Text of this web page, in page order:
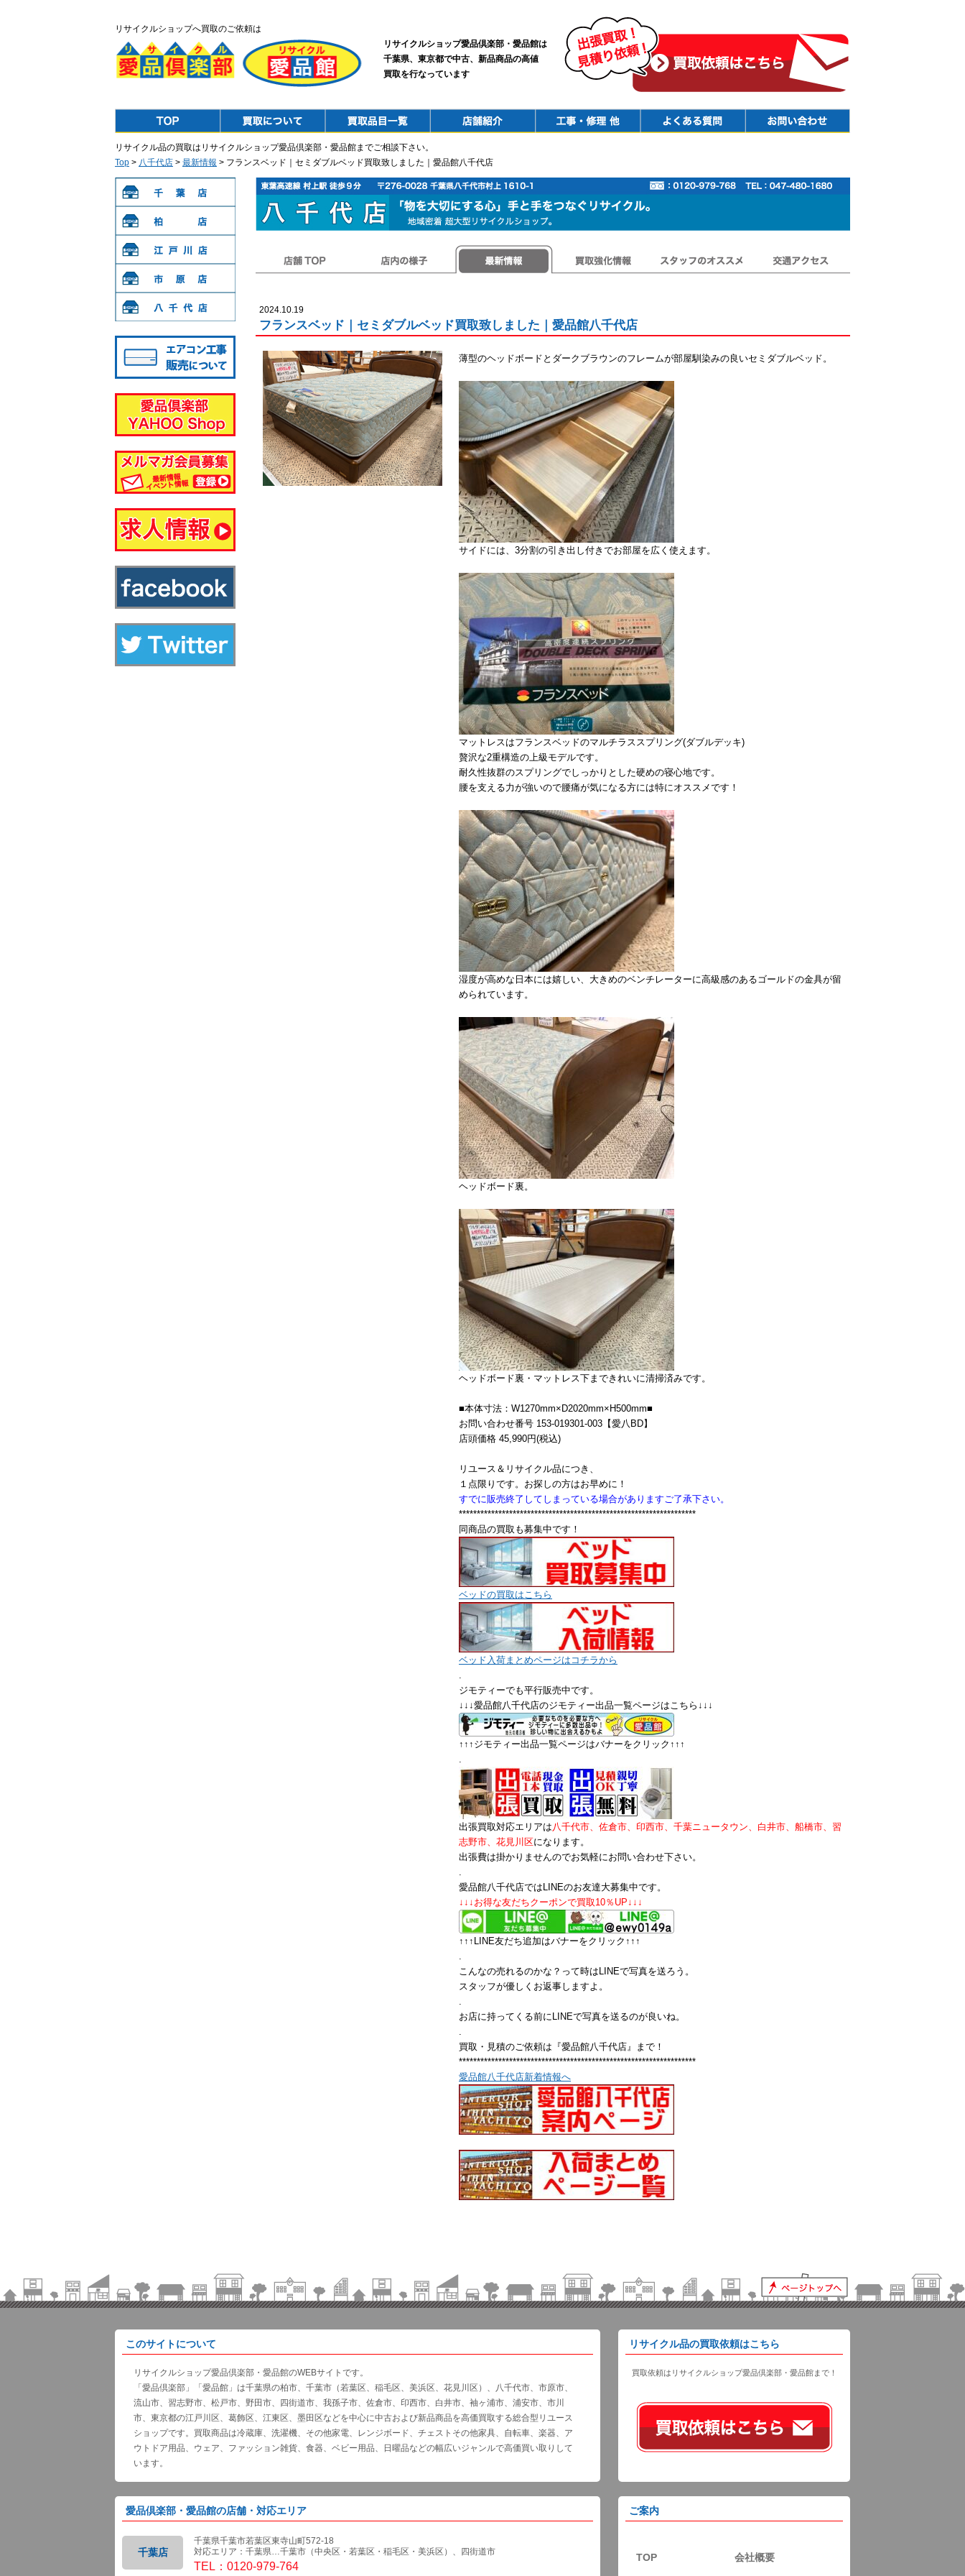
リサイクルショップへ買取のご依頼は
リサイクルショップ愛品倶楽部・愛品館は
千葉県、東京都で中古、新品商品の高値
買取を行なっています
リサイクル品の買取はリサイクルショップ愛品倶楽部・愛品館までご相談下さい。
Top > 八千代店 > 最新情報 > フランスベッド｜セミダブルベッド買取致しました｜愛品館八千代店
2024.10.19
フランスベッド｜セミダブルベッド買取致しました｜愛品館八千代店
薄型のヘッドボードとダークブラウンのフレームが部屋馴染みの良いセミダブルベッド。
サイドには、3分割の引き出し付きでお部屋を広く使えます。
マットレスはフランスベッドのマルチラススプリング(ダブルデッキ)
贅沢な2重構造の上級モデルです。
耐久性抜群のスプリングでしっかりとした硬めの寝心地です。
腰を支える力が強いので腰痛が気になる方には特にオススメです！
湿度が高めな日本には嬉しい、大きめのベンチレーターに高級感のあるゴールドの金具が留
められています。
ヘッドボード裏。
ヘッドボード裏・マットレス下まできれいに清掃済みです。
■本体寸法：W1270mm×D2020mm×H500mm■
お問い合わせ番号 153-019301-003【愛八BD】
店頭価格 45,990円(税込)
リユース＆リサイクル品につき、
１点限りです。お探しの方はお早めに！
すでに販売終了してしまっている場合がありますご了承下さい。
******************************************************************
同商品の買取も募集中です！
ベッドの買取はこちら
ベッド入荷まとめページはコチラから
.
ジモティーでも平行販売中です。
↓↓↓愛品館八千代店のジモティー出品一覧ページはこちら↓↓↓
↑↑↑ジモティー出品一覧ページはバナーをクリック↑↑↑
.
出張買取対応エリアは八千代市、佐倉市、印西市、千葉ニュータウン、白井市、船橋市、習
志野市、花見川区になります。
出張費は掛かりませんのでお気軽にお問い合わせ下さい。
.
愛品館八千代店ではLINEのお友達大募集中です。
↓↓↓お得な友だちクーポンで買取10％UP↓↓↓
↑↑↑LINE友だち追加はバナーをクリック↑↑↑
.
こんなの売れるのかな？って時はLINEで写真を送ろう。
スタッフが優しくお返事しますよ。
.
お店に持ってくる前にLINEで写真を送るのが良いね。
.
買取・見積のご依頼は『愛品館八千代店』まで！
******************************************************************
愛品館八千代店新着情報へ
このサイトについて
リサイクルショップ愛品倶楽部・愛品館のWEBサイトです。
「愛品倶楽部」「愛品館」は千葉県の柏市、千葉市（若葉区、稲毛区、美浜区、花見川区）、八千代市、市原市、
流山市、習志野市、松戸市、野田市、四街道市、我孫子市、佐倉市、印西市、白井市、袖ヶ浦市、浦安市、市川
市、東京都の江戸川区、葛飾区、江東区、墨田区などを中心に中古および新品商品を高価買取する総合型リユース
ショップです。買取商品は冷蔵庫、洗濯機、その他家電、レンジボード、チェストその他家具、自転車、楽器、ア
ウトドア用品、ウェア、ファッション雑貨、食器、ベビー用品、日曜品などの幅広いジャンルで高価買い取りして
います。
リサイクル品の買取依頼はこちら
買取依頼はリサイクルショップ愛品倶楽部・愛品館まで！
愛品倶楽部・愛品館の店舗・対応エリア
千葉店
千葉県千葉市若葉区東寺山町572-18
対応エリア：千葉県…千葉市（中央区・若葉区・稲毛区・美浜区）、四街道市
TEL：0120-979-764
ご案内
TOP 会社概要